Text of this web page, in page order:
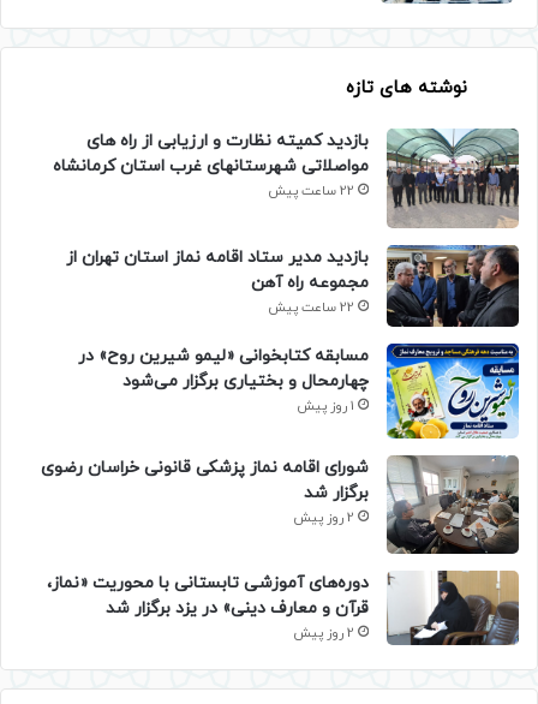
نوشته های تازه
بازدید کمیته نظارت و ارزیابی از راه های
مواصلاتی شهرستانهای غرب استان کرمانشاه
22 ساعت پیش
بازدید مدیر ستاد اقامه نماز استان تهران از
مجموعه راه آهن
22 ساعت پیش
مسابقه کتابخوانی «لیمو شیرین روح» در
چهارمحال و بختیاری برگزار می‌شود
1 روز پیش
شورای اقامه نماز پزشکی قانونی خراسان رضوی
برگزار شد
2 روز پیش
دوره‌های آموزشی تابستانی با محوریت «نماز،
قرآن و معارف دینی» در یزد برگزار شد
2 روز پیش